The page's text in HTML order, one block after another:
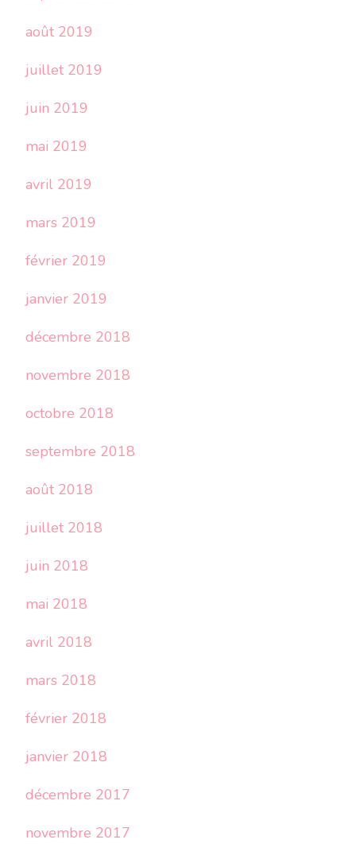
août 2019
juillet 2019
juin 2019
mai 2019
avril 2019
mars 2019
février 2019
janvier 2019
décembre 2018
novembre 2018
octobre 2018
septembre 2018
août 2018
juillet 2018
juin 2018
mai 2018
avril 2018
mars 2018
février 2018
janvier 2018
décembre 2017
novembre 2017